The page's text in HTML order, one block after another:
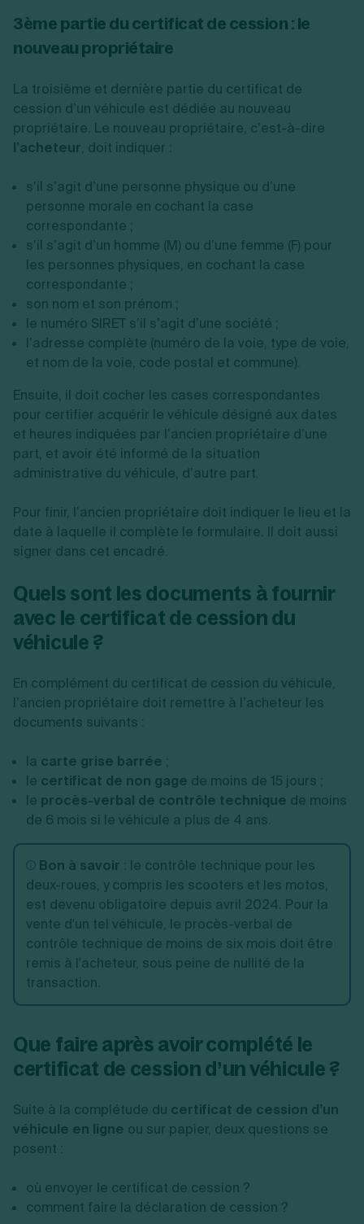
3ème partie du certificat de cession : le
nouveau propriétaire
La troisième et dernière partie du certificat de
cession d’un véhicule est dédiée au nouveau
propriétaire. Le nouveau propriétaire, c’est-à-dire
l’acheteur, doit indiquer :
s’il s’agit d’une personne physique ou d’une
personne morale en cochant la case
correspondante ;
s’il s’agit d’un homme (M) ou d’une femme (F) pour
les personnes physiques, en cochant la case
correspondante ;
son nom et son prénom ;
le numéro SIRET s’il s’agit d’une société ;
l’adresse complète (numéro de la voie, type de voie,
et nom de la voie, code postal et commune).
Ensuite, il doit cocher les cases correspondantes
pour certifier acquérir le véhicule désigné aux dates
et heures indiquées par l’ancien propriétaire d’une
part, et avoir été informé de la situation
administrative du véhicule, d’autre part.
Pour finir, l’ancien propriétaire doit indiquer le lieu et la
date à laquelle il complète le formulaire. Il doit aussi
signer dans cet encadré.
Quels sont les documents à fournir
avec le certificat de cession du
véhicule ?
En complément du certificat de cession du véhicule,
l’ancien propriétaire doit remettre à l’acheteur les
documents suivants :
la carte grise barrée ;
le certificat de non gage de moins de 15 jours ;
le procès-verbal de contrôle technique de moins
de 6 mois si le véhicule a plus de 4 ans.
Bon à savoir : le contrôle technique pour les
deux-roues, y compris les scooters et les motos,
est devenu obligatoire depuis avril 2024. Pour la
vente d'un tel véhicule, le procès-verbal de
contrôle technique de moins de six mois doit être
remis à l'acheteur, sous peine de nullité de la
transaction.
Que faire après avoir complété le
certificat de cession d’un véhicule ?
Suite à la complétude du certificat de cession d’un
véhicule en ligne ou sur papier, deux questions se
posent :
où envoyer le certificat de cession ?
comment faire la déclaration de cession ?